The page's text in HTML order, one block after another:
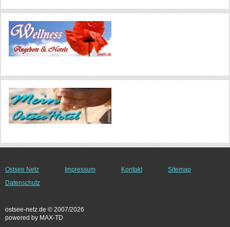
Ostsee Netz Impressum Kontakt
Sitemap
Datenschutz
ostsee-netz.de © 2007/2026
powered by MAX-TD